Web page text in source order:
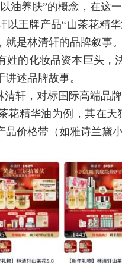
油养肤”的概念，在这
王牌产品“山茶花精华
是林清轩的品牌叙事。
的化妆品资本巨头，
述品牌故事。
，对标国际高端品牌
精华油为例，其在天猫
品价格带（如雅诗兰黛